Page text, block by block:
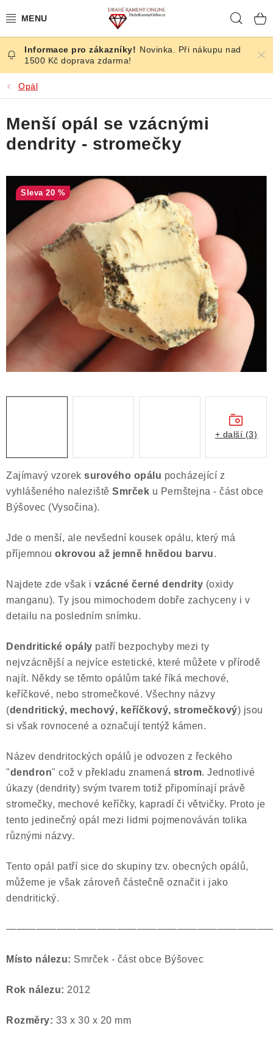
na
ČESKÉ KAMENY
ŠPERKY
KAMENY ZE SVĚTA
BROUŠENÉ
SLEVY
ÚČINKY
KRYSTALY
ČLÁNKY
NALEZIŠTĚ
NÁŠ PŘÍBĚH
VIDEOGALERIE
Ochrana osobních údajů
Výkup minerálů a drahých kamenů
Formulář pro odstoupení od smlouvy
Novinka. Při nákupu nad
1500 Kč doprava zdarma!
Opál
Zajímavý vzorek surového opálu pocházející z
vyhlášeného naleziště Smrček u Pernštejna - část obce
Býšovec (Vysočina).
Jde o menší, ale nevšední kousek opálu, který má
příjemnou okrovou až jemně hnědou barvu.
Najdete zde však i vzácné černé dendrity (oxidy
manganu). Ty jsou mimochodem dobře zachyceny i v
detailu na posledním snímku.
Dendritické opály patří bezpochyby mezi ty
nejvzácnější a nejvíce estetické, které můžete v přírodě
najít. Někdy se těmto opálům také říká mechové,
keříčkové, nebo stromečkové. Všechny názvy
(dendritický, mechový, keříčkový, stromečkový) jsou
si však rovnocené a označují tentýž kámen.
Název dendritockých opálů je odvozen z řeckého
"dendron" což v překladu znamená strom. Jednotlivé
úkazy (dendrity) svým tvarem totiž připomínají právě
stromečky, mechové keříčky, kapradí či větvičky. Proto je
tento jedinečný opál mezi lidmi pojmenováván tolika
různými názvy.
Tento opál patří sice do skupiny tzv. obecných opálů,
můžeme je však zároveň částečně označit i jako
dendritický.
Místo nálezu: Smrček - část obce Býšovec
Rok nálezu: 2012
Rozměry: 33 x 30 x 20 mm
Menší opál se vzácnými
dendrity - stromečky
20 %
+ další (3)